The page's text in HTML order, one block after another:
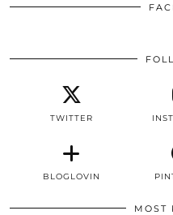
TWITTER
BLOGLOVIN
MOST